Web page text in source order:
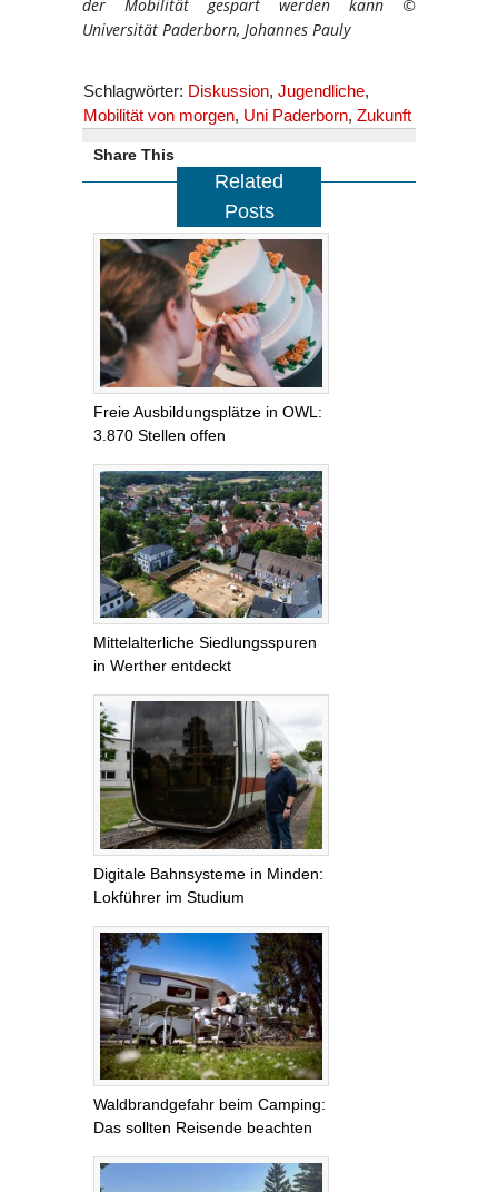
der Mobilität gespart werden kann ©
Universität Paderborn, Johannes Pauly
Schlagwörter: Diskussion, Jugendliche,
Mobilität von morgen, Uni Paderborn, Zukunft
Share This
Related
Posts
Freie Ausbildungsplätze in OWL:
3.870 Stellen offen
Mittelalterliche Siedlungsspuren
in Werther entdeckt
Digitale Bahnsysteme in Minden:
Lokführer im Studium
Waldbrandgefahr beim Camping:
Das sollten Reisende beachten